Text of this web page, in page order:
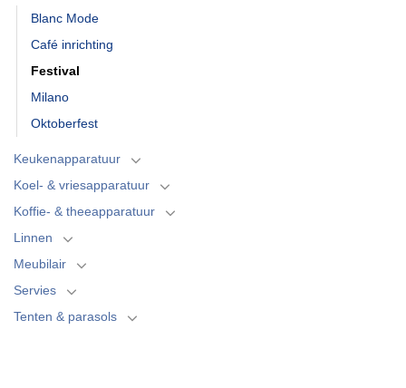
Blanc Mode
Café inrichting
Festival
Milano
Oktoberfest
Keukenapparatuur
Koel- & vriesapparatuur
Koffie- & theeapparatuur
Linnen
Meubilair
Servies
Tenten & parasols